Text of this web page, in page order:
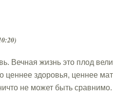
Вечная жизнь это плод
здоровья, ценнее
не может быть